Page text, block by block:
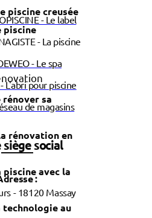
piscine creusée
sa
rénovation en
avec la
technologie au
- Le label
- La piscine
- Le spa
L'abri pour piscine
de magasins
social
:
- 18120 Massay